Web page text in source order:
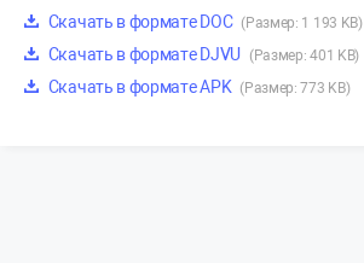
Скачать в формате DOC (Размер: 1 193 KB)
Скачать в формате DJVU (Размер: 401 KB)
Скачать в формате APK (Размер: 773 KB)